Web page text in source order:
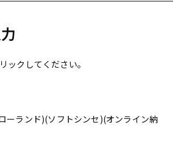
ックしてください。
ランド)(ソフトシンセ)(オンライン納